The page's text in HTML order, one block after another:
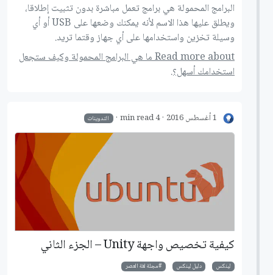
البرامج المحمولة هي برامج تعمل مباشرة بدون تثبيت إطلاقا،
ويطلق عليها هذا الاسم لأنه يمكنك وضعها على USB أو أي
وسيلة تخزين واستخدامها على أي جهاز وقتما تريد.
Read more about ما هي البرامج المحمولة وكيف ستجعل
استخدامك أسهل؟.
1 أغسطس 2016 4 min read التدوينات
كيفية تخصيص واجهة Unity – الجزء الثاني
لينكس دليل لينكس مجلة لغة العصر